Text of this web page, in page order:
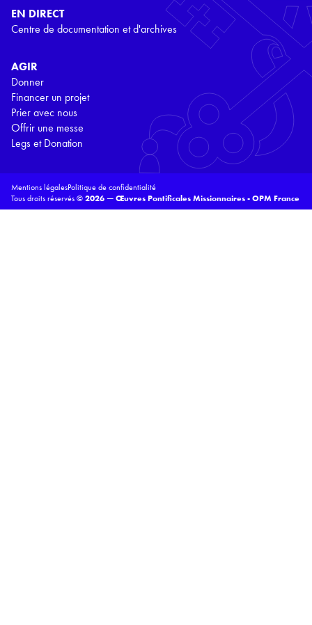
EN DIRECT
Centre de documentation et d'archives
AGIR
Donner
Financer un projet
Prier avec nous
Offrir une messe
Legs et Donation
Mentions légalesPolitique de confidentialité
Tous droits réservés ©2026 — Œuvres Pontificales Missionnaires - OPM France